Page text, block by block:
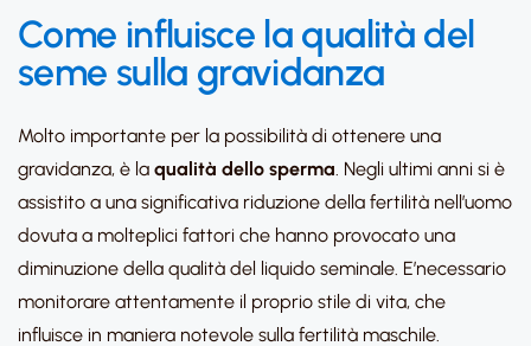
Come influisce la qualità del
seme sulla gravidanza
Molto importante per la possibilità di ottenere una
gravidanza, è la qualità dello sperma. Negli ultimi anni si è
assistito a una significativa riduzione della fertilità nell’uomo
dovuta a molteplici fattori che hanno provocato una
diminuzione della qualità del liquido seminale. E’necessario
monitorare attentamente il proprio stile di vita, che
influisce in maniera notevole sulla fertilità maschile.